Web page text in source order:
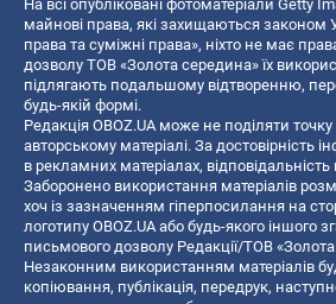
На всі опубліковані фотоматеріали Getty
майнові права, які захищаються законом
права та суміжні права», ніхто не має
дозволу ТОВ «Золота середина» їх
підлягають подальшому відтворенню,
будь-якій формі.
Редакція OBOZ.UA може не поділяти
авторському матеріалі. За достовірність
в рекламних матеріалах,
Заборонено використання матеріалів
хоч із зазначенням гіперпосилання на
логотипу OBOZ.UA або будь-якого іншого
письмового дозволу Редакції/ТОВ
Незаконним використанням матеріалів
копiювання, публiкацiя, передрук,